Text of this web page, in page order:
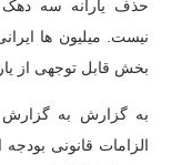
حذف یارانه سه دهک
نیست. میلیون ها
بخش قابل توجهی از
به گزارش به گزارش
الزامات قانونی